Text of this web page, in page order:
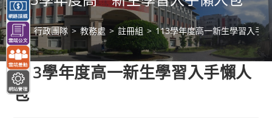
> 行政團隊 > 教務處 > 註冊組 > 113學年度高一新生學習入手
113學年度高一新生學習入手懶人
包